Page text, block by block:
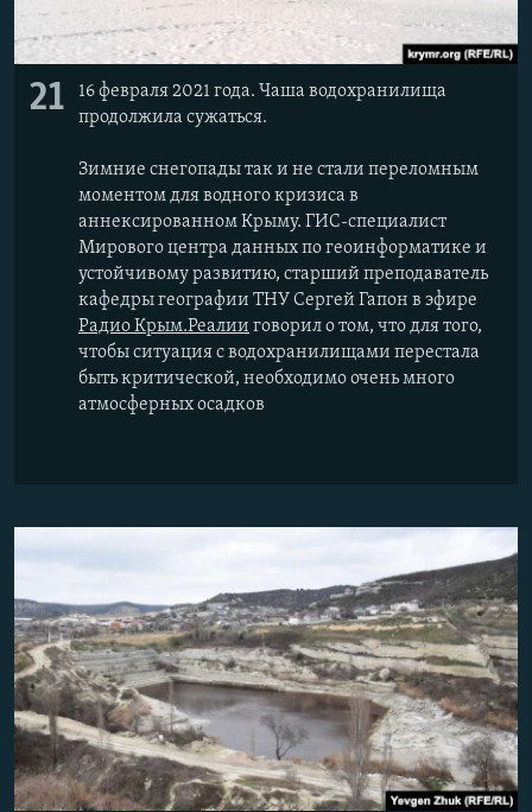
21
16 февраля 2021 года. Чаша водохранилища
продолжила сужаться.
Зимние снегопады так и не стали переломным
моментом для водного кризиса в
аннексированном Крыму. ГИС-специалист
Мирового центра данных по геоинформатике и
устойчивому развитию, старший преподаватель
кафедры географии ТНУ Сергей Гапон в эфире
Радио Крым.Реалии говорил о том, что для того,
чтобы ситуация с водохранилищами перестала
быть критической, необходимо очень много
атмосферных осадков